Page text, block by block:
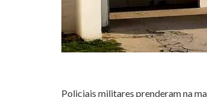
Policiais militares prenderam na